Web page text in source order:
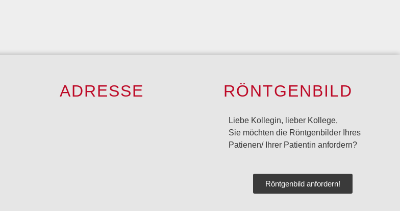
ADRESSE RÖNTGENBILD
Liebe Kollegin, lieber Kollege,
Sie möchten die Röntgenbilder Ihres
Patienen/ Ihrer Patientin anfordern?
Röntgenbild anfordern!